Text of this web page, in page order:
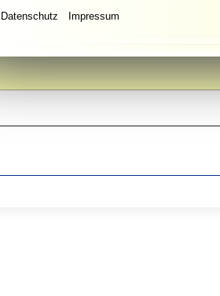
Datenschutz Impressum